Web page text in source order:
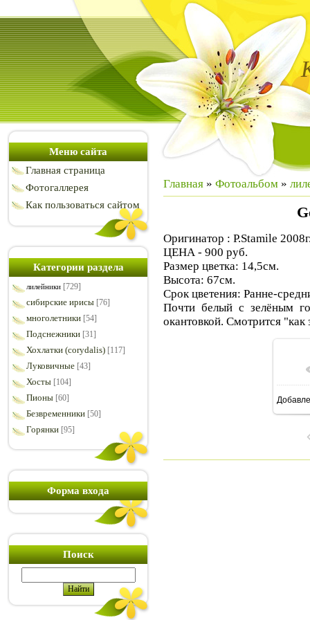
Меню сайта
Главная страница
Фотогаллерея
Как пользоваться сайтом
Категории раздела
лилейники [729]
сибирские ирисы [76]
многолетники [54]
Подснежники [31]
Хохлатки (corydalis) [117]
Луковичные [43]
Хосты [104]
Пионы [60]
Безвременники [50]
Горянки [95]
Форма входа
Поиск
Главная » Фотоальбом »
Оригинатор : P.Stamile
ЦЕНА - 900 руб.
Размер цветка: 14,5см.
Высота: 67см.
Срок цветения: Ранне-
Почти белый с зелёным
окантовкой. Смотрится